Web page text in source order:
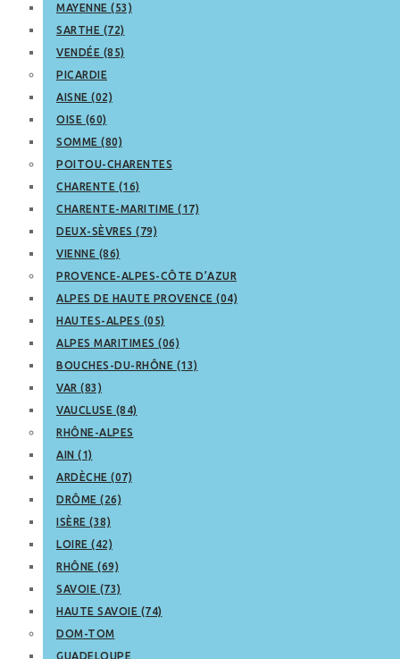
MAYENNE (53)
SARTHE (72)
VENDÉE (85)
PICARDIE
AISNE (02)
OISE (60)
SOMME (80)
POITOU-CHARENTES
CHARENTE (16)
CHARENTE-MARITIME (17)
DEUX-SÈVRES (79)
VIENNE (86)
PROVENCE-ALPES-CÔTE D’AZUR
ALPES DE HAUTE PROVENCE (04)
HAUTES-ALPES (05)
ALPES MARITIMES (06)
BOUCHES-DU-RHÔNE (13)
VAR (83)
VAUCLUSE (84)
RHÔNE-ALPES
AIN (1)
ARDÈCHE (07)
DRÔME (26)
ISÈRE (38)
LOIRE (42)
RHÔNE (69)
SAVOIE (73)
HAUTE SAVOIE (74)
DOM-TOM
GUADELOUPE